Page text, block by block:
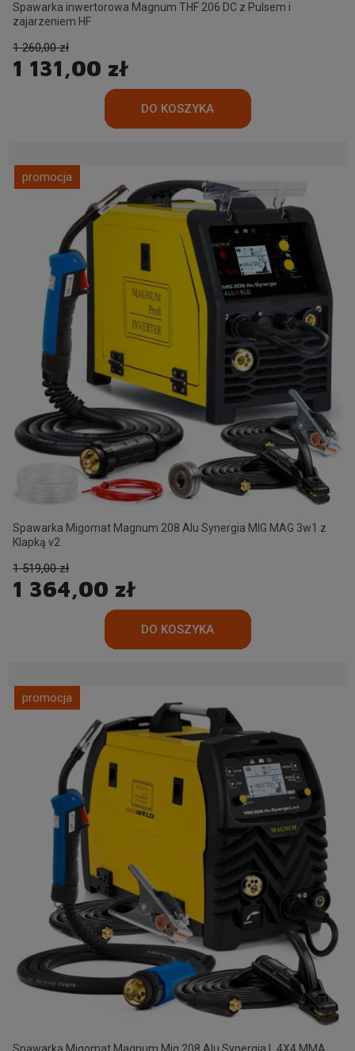
Spawarka inwertorowa Magnum THF 206 DC z Pulsem i
zajarzeniem HF
1 131,00 zł
1 260,00 zł
Spawarka Migomat Magnum 208 Alu Synergia MIG MAG 3w1 z
Klapką v2
1 364,00 zł
1 519,00 zł
promocja
Spawarka Migomat Magnum Mig 208 Alu Synergia L 4X4 MMA
promocja